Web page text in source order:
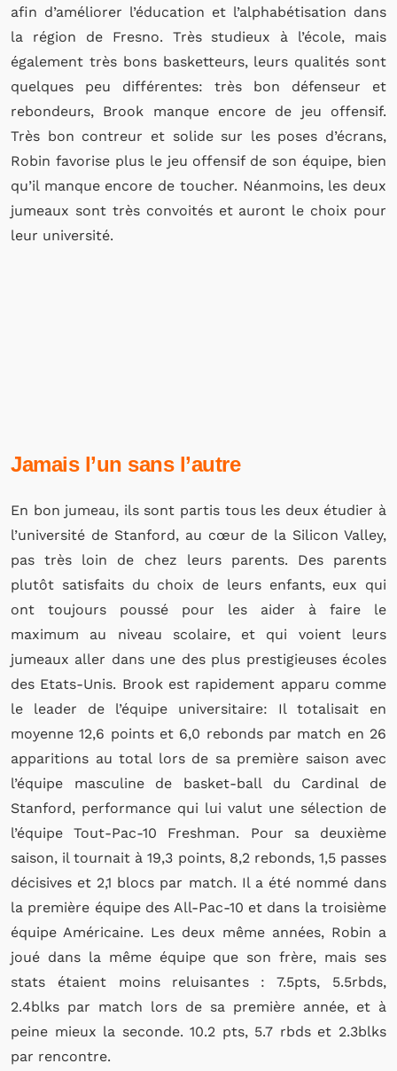
afin d’améliorer l’éducation et l’alphabétisation dans
la région de Fresno. Très studieux à l’école, mais
également très bons basketteurs, leurs qualités sont
quelques peu différentes: très bon défenseur et
rebondeurs, Brook manque encore de jeu offensif.
Très bon contreur et solide sur les poses d’écrans,
Robin favorise plus le jeu offensif de son équipe, bien
qu’il manque encore de toucher. Néanmoins, les deux
jumeaux sont très convoités et auront le choix pour
leur université.
Jamais l’un sans l’autre
En bon jumeau, ils sont partis tous les deux étudier à
l’université de Stanford, au cœur de la Silicon Valley,
pas très loin de chez leurs parents. Des parents
plutôt satisfaits du choix de leurs enfants, eux qui
ont toujours poussé pour les aider à faire le
maximum au niveau scolaire, et qui voient leurs
jumeaux aller dans une des plus prestigieuses écoles
des Etats-Unis. Brook est rapidement apparu comme
le leader de l’équipe universitaire: Il totalisait en
moyenne 12,6 points et 6,0 rebonds par match en 26
apparitions au total lors de sa première saison avec
l’équipe masculine de basket-ball du Cardinal de
Stanford, performance qui lui valut une sélection de
l’équipe Tout-Pac-10 Freshman. Pour sa deuxième
saison, il tournait à 19,3 points, 8,2 rebonds, 1,5 passes
décisives et 2,1 blocs par match. Il a été nommé dans
la première équipe des All-Pac-10 et dans la troisième
équipe Américaine. Les deux même années, Robin a
joué dans la même équipe que son frère, mais ses
stats étaient moins reluisantes : 7.5pts, 5.5rbds,
2.4blks par match lors de sa première année, et à
peine mieux la seconde. 10.2 pts, 5.7 rbds et 2.3blks
par rencontre.